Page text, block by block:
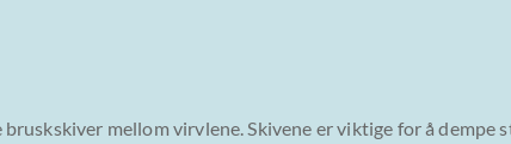
mellom virvlene. Skivene er viktige for å dempe